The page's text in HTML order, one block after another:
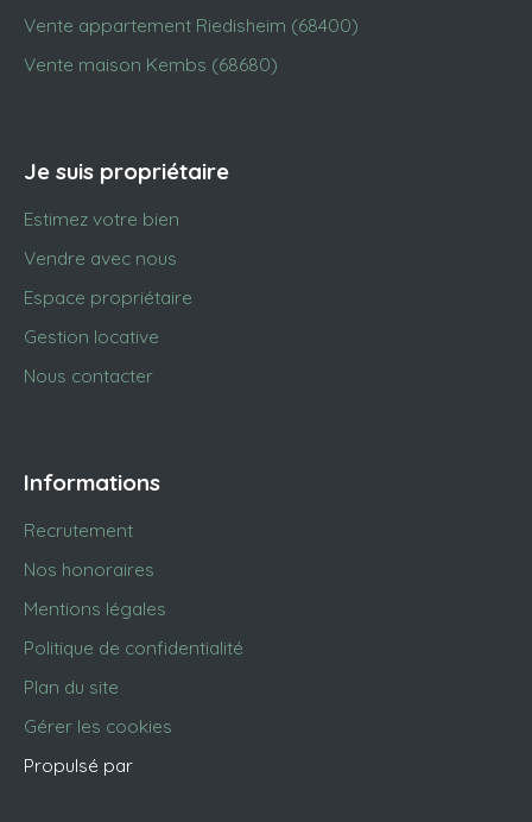
Vente appartement Riedisheim (68400)
Vente maison Kembs (68680)
Je suis propriétaire
Estimez votre bien
Vendre avec nous
Espace propriétaire
Gestion locative
Nous contacter
Informations
Recrutement
Nos honoraires
Mentions légales
Politique de confidentialité
Plan du site
Gérer les cookies
Propulsé par